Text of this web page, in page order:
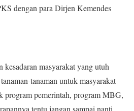
dengan para Dirjen Kemendes
masyarakat yang utuh
tanaman untuk masyarakat
program pemerintah, program MBG,
tentu jangan sampai nanti